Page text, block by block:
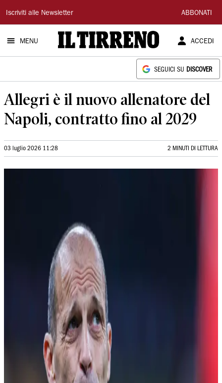
Il
Tirreno
Iscriviti alle Newsletter ABBONATI
MENU ACCEDI
SEGUICI SU DISCOVER
Allegri è il nuovo allenatore del
Napoli, contratto fino al 2029
03 luglio 2026 11:28 2 MINUTI DI LETTURA